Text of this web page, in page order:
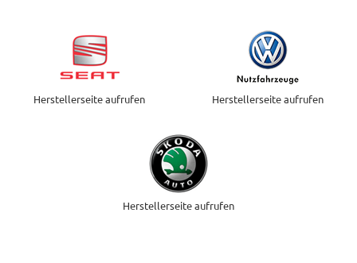
Herstellerseite aufrufen Herstellerseite aufrufen
Herstellerseite aufrufen